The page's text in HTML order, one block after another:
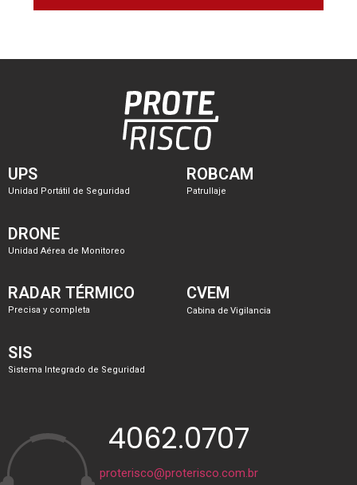
UPS
Unidad Portátil de Seguridad
ROBCAM
Patrullaje
DRONE
Unidad Aérea de Monitoreo
RADAR TÉRMICO
Precisa y completa
CVEM
Cabina de Vigilancia
SIS
Sistema Integrado de Seguridad
4062.0707
proterisco@proterisco.com.br